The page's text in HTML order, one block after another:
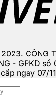
CÔNG
- GPKD số
ngày 07/